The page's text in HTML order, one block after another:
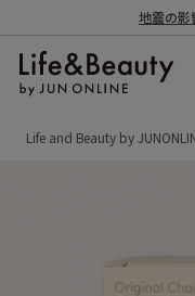
地震の影
Life and Beauty by